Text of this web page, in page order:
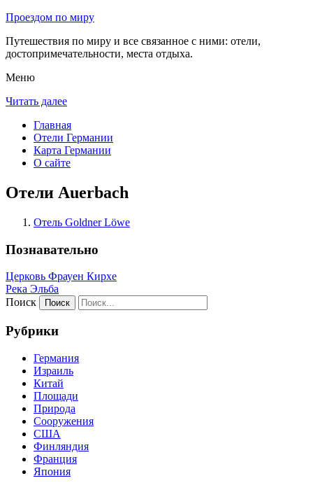
Проездом по миру
Путешествия по миру и все связанное с ними: отели,
достопримечательности, места отдыха.
Меню
Читать далее
Главная
Отели Германии
Карта Германии
О сайте
Отели Auerbach
Отель Goldner Löwe
Познавательно
Церковь Фрауен Кирхе
Река Эльба
Поиск
Рубрики
Германия
Израиль
Китай
Площади
Природа
Сооружения
США
Финляндия
Франция
Япония